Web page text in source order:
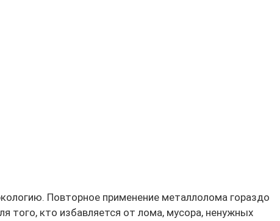
Повторное применение металлолома гораздо
того, кто избавляется от лома, мусора, ненужных